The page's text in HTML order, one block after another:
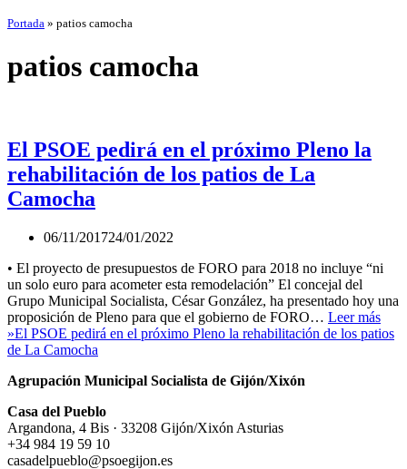
Portada » patios camocha
patios camocha
El PSOE pedirá en el próximo Pleno la
rehabilitación de los patios de La
Camocha
06/11/201724/01/2022
• El proyecto de presupuestos de FORO para 2018 no incluye “ni
un solo euro para acometer esta remodelación” El concejal del
Grupo Municipal Socialista, César González, ha presentado hoy una
proposición de Pleno para que el gobierno de FORO… Leer más
»El PSOE pedirá en el próximo Pleno la rehabilitación de los patios
de La Camocha
Agrupación Municipal Socialista de Gijón/Xixón
Casa del Pueblo
Argandona, 4 Bis · 33208 Gijón/Xixón Asturias
+34 984 19 59 10
casadelpueblo@psoegijon.es